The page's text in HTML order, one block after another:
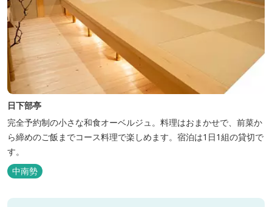
日下部亭
完全予約制の小さな和食オーベルジュ。料理はおまかせで、前菜か
ら締めのご飯までコース料理で楽しめます。宿泊は1日1組の貸切で
す。
中南勢